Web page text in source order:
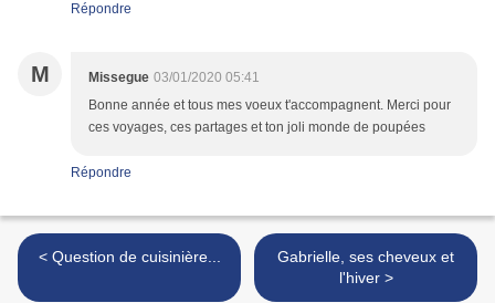
Répondre
M Missegue 03/01/2020 05:41
Bonne année et tous mes voeux t'accompagnent. Merci pour
ces voyages, ces partages et ton joli monde de poupées
Répondre
< Question de cuisinière...
Gabrielle, ses cheveux et
l'hiver >